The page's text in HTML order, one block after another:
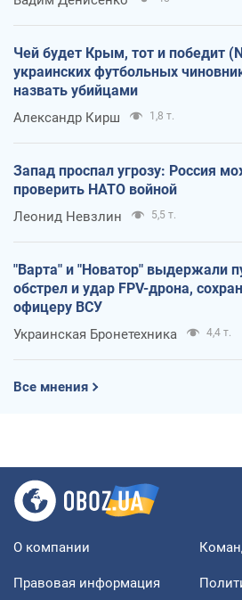
Чей будет Крым, тот и победит
украинских футбольных
назвать убийцами
Александр Кирш 1,8 т.
Запад проспал угрозу: Россия
проверить НАТО войной
Леонид Невзлин 5,5 т.
"Варта" и "Новатор" выдержали
обстрел и удар FPV-дрона,
офицеру ВСУ
Украинская Бронетехника 4,4 т.
Все мнения
О компании
Правовая информация